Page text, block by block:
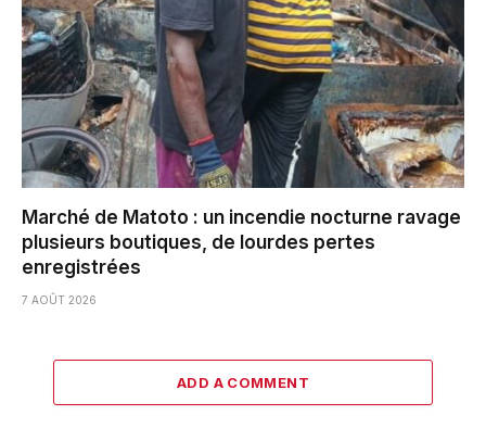
Marché de Matoto : un incendie nocturne ravage
plusieurs boutiques, de lourdes pertes
enregistrées
7 AOÛT 2026
ADD A COMMENT